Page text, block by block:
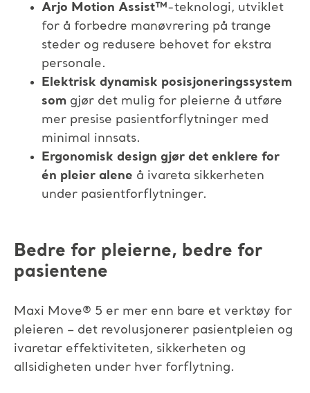
Arjo Motion Assist™-teknologi, utviklet
for å forbedre manøvrering på trange
steder og redusere behovet for ekstra
personale.​
Elektrisk dynamisk posisjoneringssystem
som gjør det mulig for pleierne å utføre
mer presise pasientforflytninger med
minimal innsats.​
Ergonomisk design gjør det enklere for
én pleier alene å ivareta sikkerheten
under pasientforflytninger.
Bedre for pleierne, bedre for
pasientene
Maxi Move® 5 er mer enn bare et verktøy for
pleieren – det revolusjonerer pasientpleien og
ivaretar effektiviteten, sikkerheten og
allsidigheten under hver forflytning.